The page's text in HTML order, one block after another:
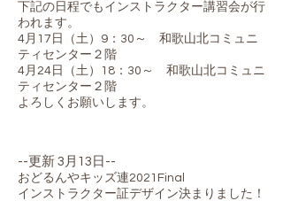
下記の日程でもインストラクター講習会が行
われます。
4月17日（土）9：30～ 和歌山北コミュニ
ティセンター２階
4月24日（土）18：30～ 和歌山北コミュニ
ティセンター２階
​よろしくお願いします。
--更新 3月13日--
おどるんやキッズ連2021Final
インストラクター証デザイン決まりました！​